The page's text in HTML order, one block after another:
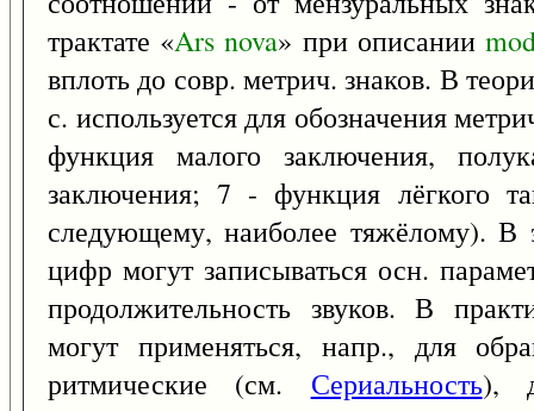
трактате «Ars nova» при описании
вплоть до совр. метрич. знаков. В
с. используется для обозначения
функция малого заключения,
заключения; 7 - функция лёгкого
следующему, наиболее тяжёлому).
цифр могут записываться осн.
продолжительность звуков. В
могут применяться, напр., для
ритмические (см. Сериальность),